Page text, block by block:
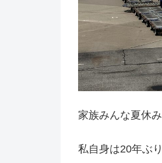
家族みんな夏休
私自身は20年ぶ